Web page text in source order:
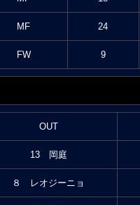
MF 24
FW 9
OUT
13 岡庭
８ レオジーニョ